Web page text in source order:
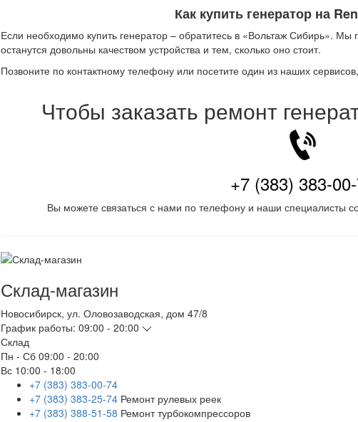
Как купить генератор на
Если необходимо купить генератор – обратитесь в «Вольтаж Сибирь». Мы
останутся довольны качеством устройства и тем, сколько оно стоит.
Позвоните по контактному телефону или посетите один из наших
Чтобы заказать ремонт
+7 (383) 383-
Вы можете связаться с нами по телефону и наши специалисты
Склад-магазин
Новосибирск, ул. Оловозаводская, дом 47/8
График работы: 09:00 - 20:00
Склад
Пн - Сб 09:00 - 20:00
Вс 10:00 - 18:00
+7 (383) 383-00-74
+7 (383) 383-25-74 Ремонт рулевых реек
+7 (383) 388-51-58 Ремонт турбокомпрессоров